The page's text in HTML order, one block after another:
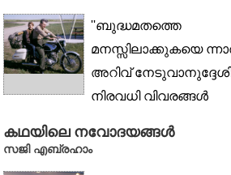
''ബുദ്ധമതത്തെ
മനസ്സിലാക്കുകയെ
അറിവ്
നിരവധി വിവരങ്ങൾ
കഥയിലെ നവോദയങ്ങൾ
സജി എബ്രഹാം